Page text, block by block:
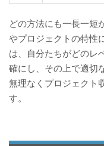
どの方法にも一長一短
やプロジェクトの特性
は、自分たちがどのレ
確にし、その上で適切
無理なくプロジェクト
す。